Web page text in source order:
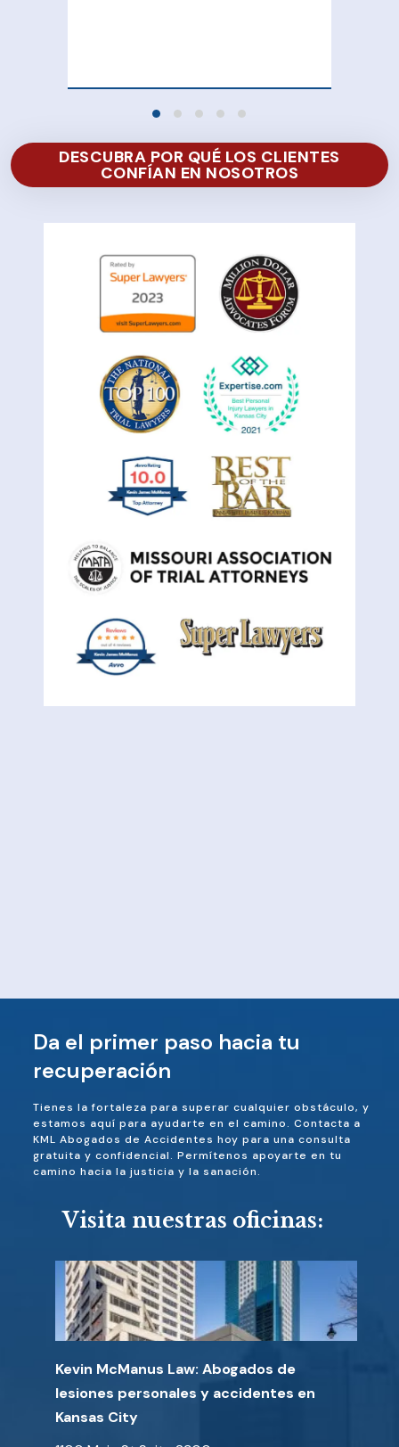
DESCUBRA POR QUÉ LOS CLIENTES
CONFÍAN EN NOSOTROS
Da el primer paso hacia tu
recuperación
Tienes la fortaleza para superar cualquier obstáculo, y
estamos aquí para ayudarte en el camino. Contacta a
KML Abogados de Accidentes hoy para una consulta
gratuita y confidencial. Permítenos apoyarte en tu
camino hacia la justicia y la sanación.
Visita nuestras oficinas:
Kevin McManus Law: Abogados de
lesiones personales y accidentes en
Kansas City